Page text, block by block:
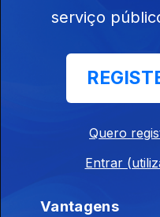
Play – Prémios da
Os nomeados para o
Play – Prémios da
Nomeados para melhor
serviço
Quero
Entrar
Vantagens